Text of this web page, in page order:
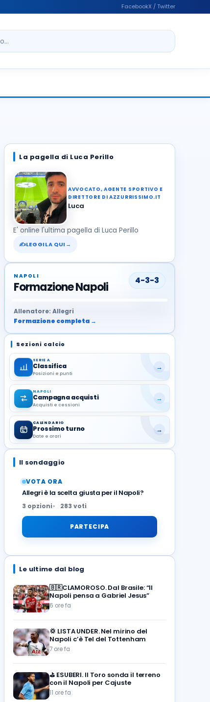
FacebookX / Twitter
La pagella di Luca Perillo
AVVOCATO, AGENTE SPORTIVO E
DIRETTORE DI AZZURRISSIMO.IT
Luca
E' online l'ultima pagella di Luca Perillo
✍LEGGILA QUI →
NAPOLI
Formazione Napoli 4-3-3
Allenatore: Allegri
Formazione completa →
Sezioni calcio
SERIE A
Classifica
Posizioni e punti
→
NAPOLI
Campagna acquisti
Acquisti e cessioni
→
CALENDARIO
Prossimo turno
Date e orari
→
Il sondaggio
VOTA ORA
Allegri è la scelta giusta per il Napoli?
3 opzioni 283 voti
PARTECIPA
Le ultime dal blog
🇧🇷CLAMOROSO. Dal Brasile: “Il
Napoli pensa a Gabriel Jesus”
6 ore fa
💢 LISTA UNDER. Nel mirino del
Napoli c’è Tel del Tottenham
7 ore fa
⛳ ESUBERI. Il Toro sonda il terreno
con il Napoli per Cajuste
11 ore fa